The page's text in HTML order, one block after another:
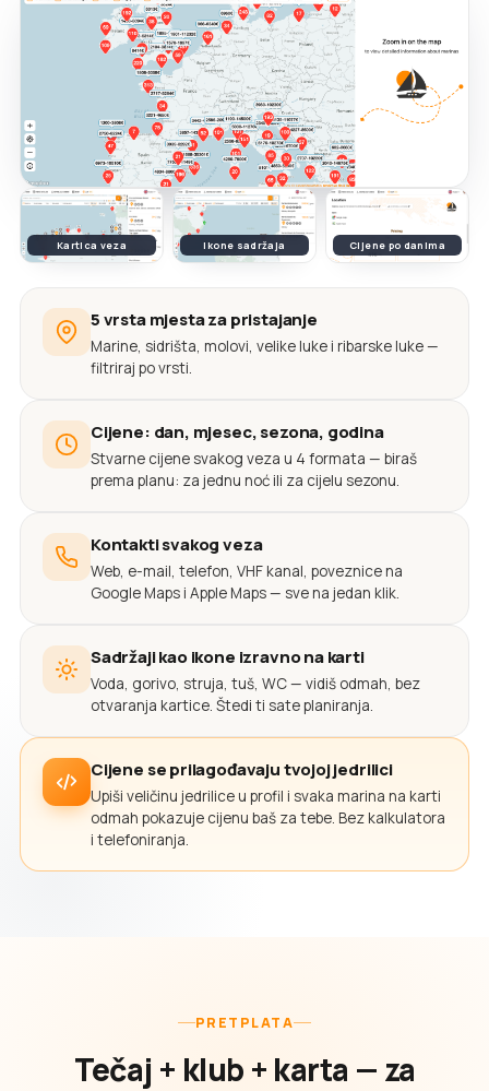
Kartica veza Ikone sadržaja Cijene po danima
5 vrsta mjesta za pristajanje
Marine, sidrišta, molovi, velike luke i ribarske luke —
filtriraj po vrsti.
Cijene: dan, mjesec, sezona, godina
Stvarne cijene svakog veza u 4 formata — biraš
prema planu: za jednu noć ili za cijelu sezonu.
Kontakti svakog veza
Web, e-mail, telefon, VHF kanal, poveznice na
Google Maps i Apple Maps — sve na jedan klik.
Sadržaji kao ikone izravno na karti
Voda, gorivo, struja, tuš, WC — vidiš odmah, bez
otvaranja kartice. Štedi ti sate planiranja.
Cijene se prilagođavaju tvojoj jedrilici
Upiši veličinu jedrilice u profil i svaka marina na karti
odmah pokazuje cijenu baš za tebe. Bez kalkulatora
i telefoniranja.
PRETPLATA
Tečaj + klub + karta — za